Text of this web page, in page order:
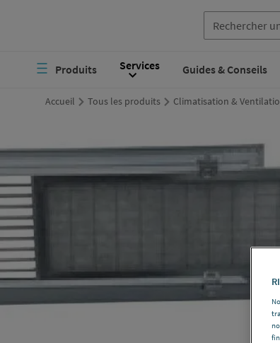
contenuprincipaleProduits Services Guides & Conseils
Accueil Tous les produits Climatisation &